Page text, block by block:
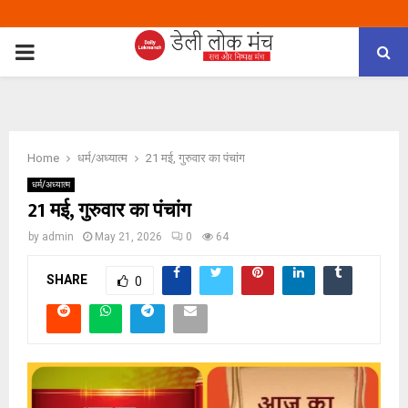
PRIMARY
Home धर्म/अध्यात्म 21 मई, गुरुवार का पंचांग
धर्म/अध्यात्म
21 मई, गुरुवार का पंचांग
by admin May 21, 2026 0 64
SHARE 0